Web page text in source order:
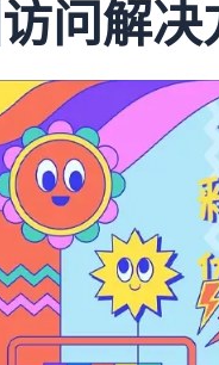
问解决